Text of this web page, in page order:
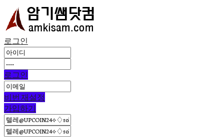
로그인
로그인
비번 재설정
가입하기